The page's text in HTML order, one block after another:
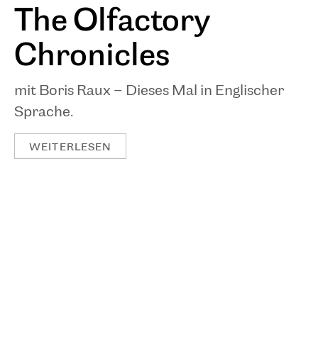
The Olfactory
Chronicles
mit Boris Raux – Dieses Mal in Englischer
Sprache.
WEITERLESEN